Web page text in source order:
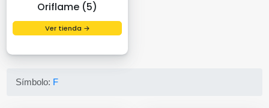
Oriflame (5)
Ver tienda →
Símbolo: F